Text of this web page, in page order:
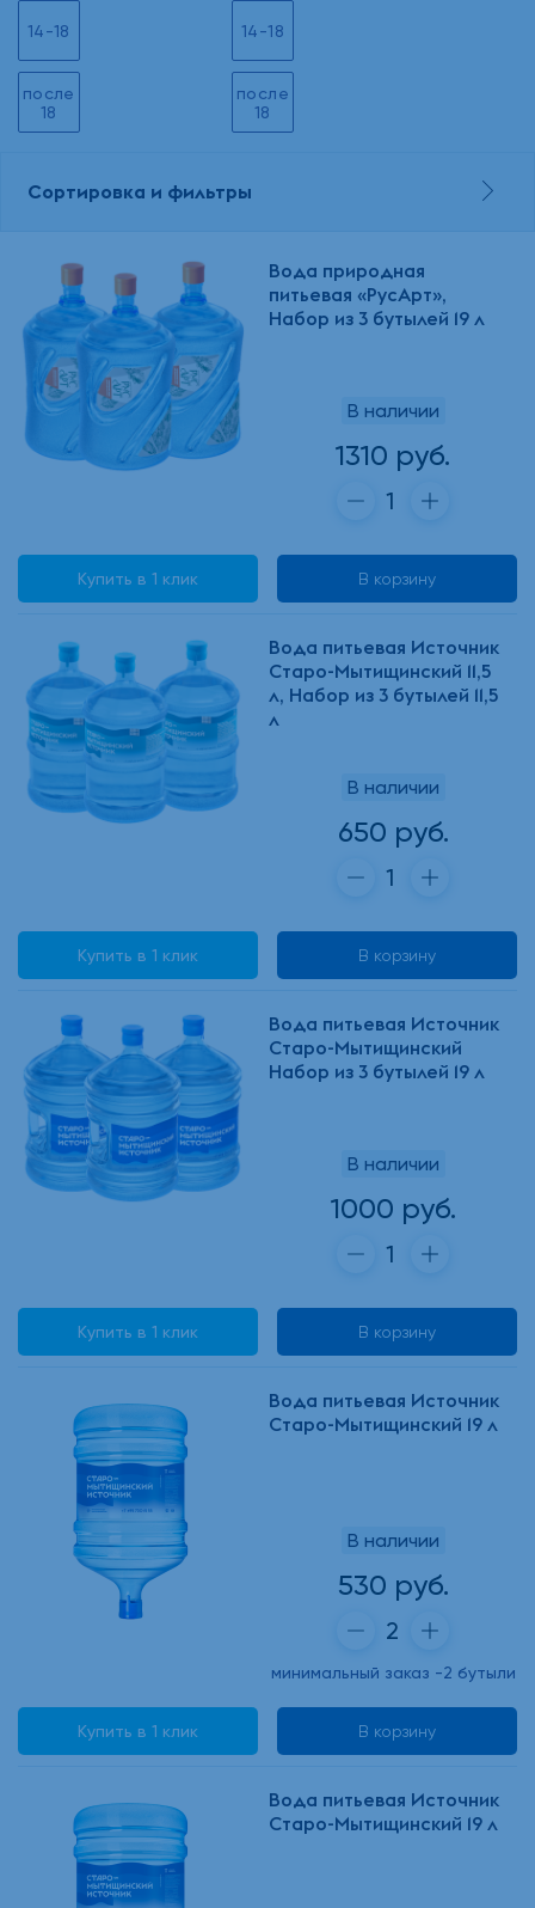
14-18
после
18
14-18
после
18
Сортировка и фильтры
Вода природная
питьевая «РусАрт»,
Набор из 3 бутылей 19 л
В наличии
1310 руб.
Купить в 1 клик В корзину
Вода питьевая Источник
Старо-Мытищинский 11,5
л, Набор из 3 бутылей 11,5
л
В наличии
650 руб.
Купить в 1 клик В корзину
Вода питьевая Источник
Старо-Мытищинский
Набор из 3 бутылей 19 л
В наличии
1000 руб.
Купить в 1 клик В корзину
Вода питьевая Источник
Старо-Мытищинский 19 л
В наличии
530 руб.
минимальный заказ -2 бутыли
Купить в 1 клик В корзину
Вода питьевая Источник
Старо-Мытищинский 19 л